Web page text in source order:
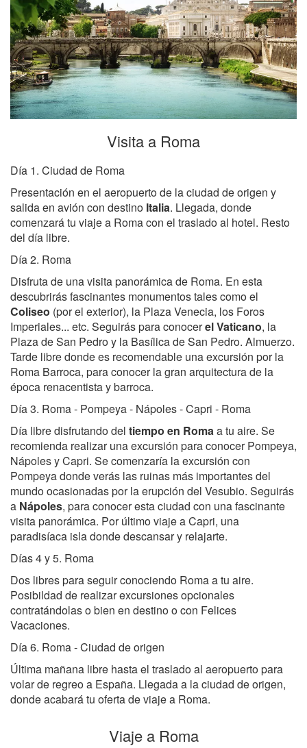
Visita a Roma
Día 1. Ciudad de Roma
Presentación en el aeropuerto de la ciudad de origen y
salida en avión con destino Italia. Llegada, donde
comenzará tu viaje a Roma con el traslado al hotel. Resto
del día libre.
Día 2. Roma
Disfruta de una visita panorámica de Roma. En esta
descubrirás fascinantes monumentos tales como el
Coliseo (por el exterior), la Plaza Venecia, los Foros
Imperiales... etc. Seguirás para conocerel Vaticano, la
Plaza de San Pedro y la Basílica de San Pedro. Almuerzo.
Tarde libre donde es recomendable una excursión por la
Roma Barroca, para conocer la gran arquitectura de la
época renacentista y barroca.
Día 3. Roma - Pompeya - Nápoles - Capri - Roma
Día libre disfrutando del tiempo en Romaa tu aire. Se
recomienda realizar una excursión para conocer Pompeya,
Nápoles y Capri. Se comenzaría la excursión con
Pompeya donde verás las ruinas más importantes del
mundo ocasionadas por la erupción del Vesubio. Seguirás
a Nápoles, para conocer esta ciudad con una fascinante
visita panorámica. Por último viaje a Capri, una
paradisíaca isla donde descansar y relajarte.
Días 4 y 5. Roma
Dos libres para seguir conociendo Roma a tu aire.
Posibildad de realizar excursiones opcionales
contratándolas o bien en destino o con Felices
Vacaciones.
Día 6. Roma - Ciudad de origen
Última mañana libre hasta el traslado al aeropuerto para
volar de regreo a España. Llegada a la ciudad de origen,
donde acabará tu oferta de viaje a Roma.
Viaje a Roma